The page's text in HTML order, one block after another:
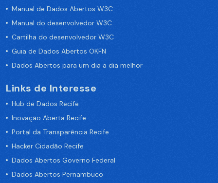
Manual de Dados Abertos W3C
Manual do desenvolvedor W3C
Cartilha do desenvolvedor W3C
Guia de Dados Abertos OKFN
Dados Abertos para um dia a dia melhor
Links de Interesse
Hub de Dados Recife
Inovação Aberta Recife
Portal da Transparência Recife
Hacker Cidadão Recife
Dados Abertos Governo Federal
Dados Abertos Pernambuco